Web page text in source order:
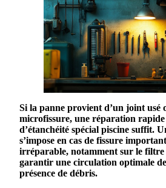
Si la panne provient d’un joint usé
microfissure, une réparation
d’étanchéité spécial piscine suffit.
s’impose en cas de fissure
irréparable, notamment sur le filtre
garantir une circulation optimale
présence de débris.